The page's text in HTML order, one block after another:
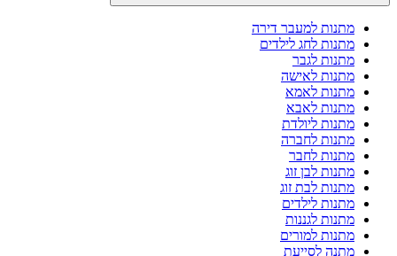
מתנות למעבר דירה
מתנות לחג לילדים
מתנות לגבר
מתנות לאישה
מתנות לאמא
מתנות לאבא
מתנות ליולדת
מתנות לחברה
מתנות לחבר
מתנות לבן זוג
מתנות לבת זוג
מתנות לילדים
מתנות לגננות
מתנות למורים
מתנה לסייעת